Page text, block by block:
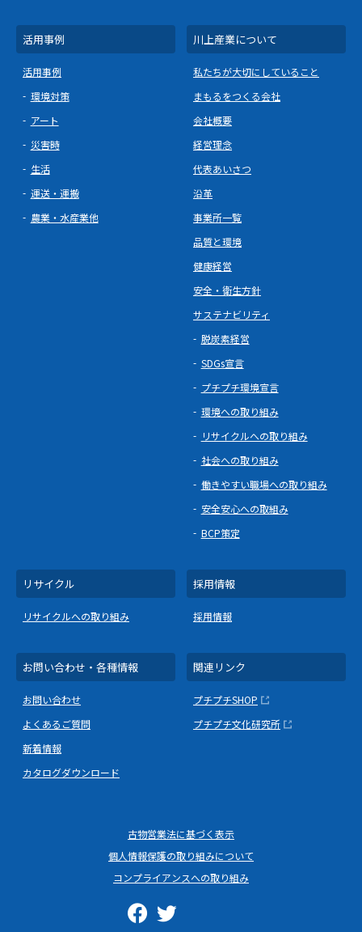
活用事例
活用事例
環境対策
アート
災害時
生活
運送・運搬
農業・水産業他
川上産業について
私たちが大切にしていること
まもるをつくる会社
会社概要
経営理念
代表あいさつ
沿革
事業所一覧
品質と環境
健康経営
安全・衛生方針
サステナビリティ
脱炭素経営
SDGs宣言
プチプチ環境宣言
環境への取り組み
リサイクルへの取り組み
社会への取り組み
働きやすい職場への取り組み
安全安心への取組み
BCP策定
リサイクル
リサイクルへの取り組み
採用情報
採用情報
お問い合わせ・各種情報
お問い合わせ
よくあるご質問
新着情報
カタログダウンロード
関連リンク
プチプチSHOP
プチプチ文化研究所
古物営業法に基づく表示
個人情報保護の取り組みについて
コンプライアンスへの取り組み